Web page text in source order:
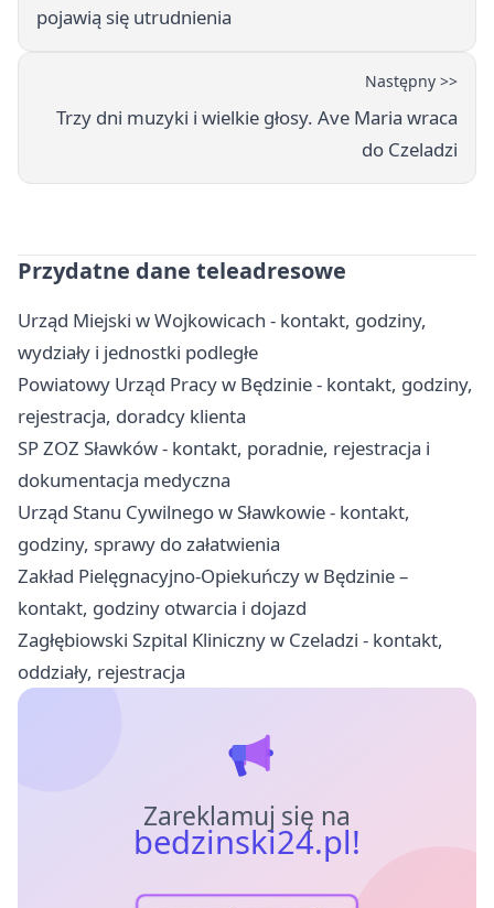
pojawią się utrudnienia
Następny >>
Trzy dni muzyki i wielkie głosy. Ave Maria wraca
do Czeladzi
Przydatne dane teleadresowe
Urząd Miejski w Wojkowicach - kontakt, godziny,
wydziały i jednostki podległe
Powiatowy Urząd Pracy w Będzinie - kontakt, godziny,
rejestracja, doradcy klienta
SP ZOZ Sławków - kontakt, poradnie, rejestracja i
dokumentacja medyczna
Urząd Stanu Cywilnego w Sławkowie - kontakt,
godziny, sprawy do załatwienia
Zakład Pielęgnacyjno-Opiekuńczy w Będzinie –
kontakt, godziny otwarcia i dojazd
Zagłębiowski Szpital Kliniczny w Czeladzi - kontakt,
oddziały, rejestracja
Zareklamuj się na
bedzinski24.pl!